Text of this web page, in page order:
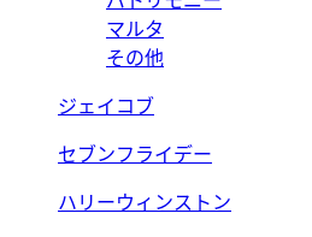
マルタ
その他
ジェイコブ
セブンフライデー
ハリーウィンストン